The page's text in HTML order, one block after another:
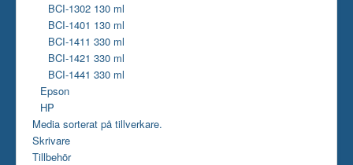
BCI-1302 130 ml
BCI-1401 130 ml
BCI-1411 330 ml
BCI-1421 330 ml
BCI-1441 330 ml
Epson
HP
Media sorterat på tillverkare.
Skrivare
Tillbehör